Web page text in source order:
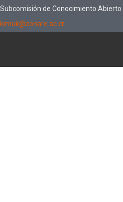
Subcomisión de Conocimiento Abierto
kimuk@conare.ac.cr